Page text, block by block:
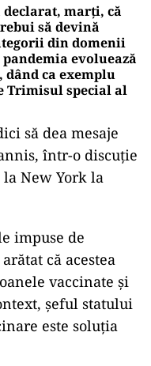
marţi, că
să devină
din domenii
evoluează
ca exemplu
Trimisul special al
să dea mesaje
într-o discuţie
New York la
impuse de
că acestea
vaccinate şi
şeful statului
este soluţia